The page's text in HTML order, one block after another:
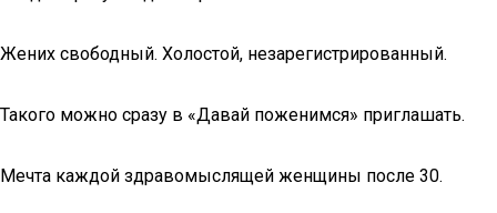
Жених свободный. Холостой, незарегистрированный.
Такого можно сразу в «Давай поженимся» приглашать.
Мечта каждой здравомыслящей женщины после 30.